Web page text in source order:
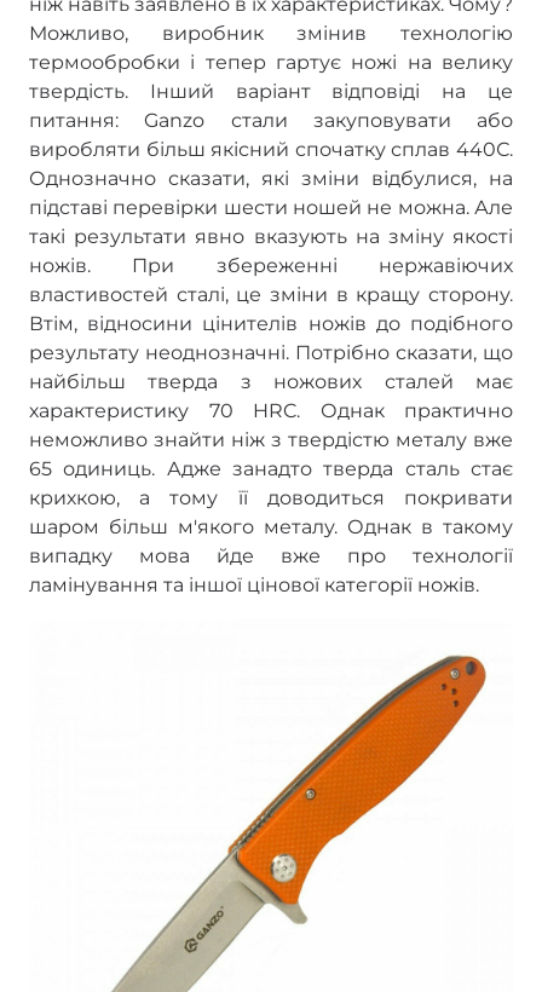
Можливо, виробник змінив технологію
термообробки і тепер гартує ножі на велику
твердість. Інший варіант відповіді на це
питання: Ganzo стали закуповувати або
виробляти більш якісний спочатку сплав 440С.
Однозначно сказати, які зміни відбулися, на
підставі перевірки шести ношей не можна. Але
такі результати явно вказують на зміну якості
ножів. При збереженні нержавіючих
властивостей сталі, це зміни в кращу сторону.
Втім, відносини цінителів ножів до подібного
результату неоднозначні. Потрібно сказати, що
найбільш тверда з ножових сталей має
характеристику 70 HRC. Однак практично
неможливо знайти ніж з твердістю металу вже
65 одиниць. Адже занадто тверда сталь стає
крихкою, а тому її доводиться покривати
шаром більш м'якого металу. Однак в такому
випадку мова йде вже про технології
ламінування та іншої цінової категорії ножів.